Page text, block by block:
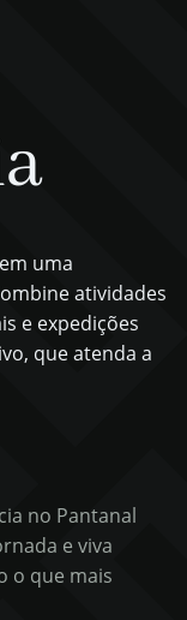
uma
atividades
e expedições
que atenda a
no Pantanal
e viva
o que mais